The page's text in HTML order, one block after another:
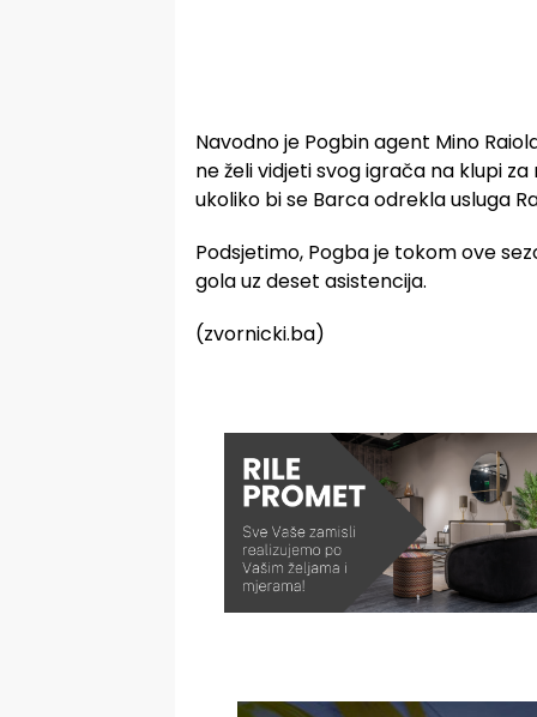
Navodno je Pogbin agent Mino
ne želi vidjeti svog igrača na klupi
ukoliko bi se Barca odrekla usluga
Podsjetimo, Pogba je tokom ove
gola uz deset asistencija.
(zvornicki.ba)